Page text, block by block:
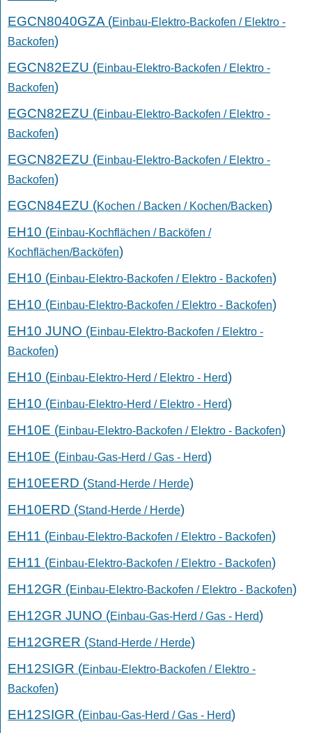
EGCN8040GZA (Einbau-Elektro-Backofen / Elektro -
Backofen)
EGCN82EZU (Einbau-Elektro-Backofen / Elektro -
Backofen)
EGCN82EZU (Einbau-Elektro-Backofen / Elektro -
Backofen)
EGCN82EZU (Einbau-Elektro-Backofen / Elektro -
Backofen)
EGCN84EZU (Kochen / Backen / Kochen/Backen)
EH10 (Einbau-Kochflächen / Backöfen /
Kochflächen/Backöfen)
EH10 (Einbau-Elektro-Backofen / Elektro - Backofen)
EH10 (Einbau-Elektro-Backofen / Elektro - Backofen)
EH10 JUNO (Einbau-Elektro-Backofen / Elektro -
Backofen)
EH10 (Einbau-Elektro-Herd / Elektro - Herd)
EH10 (Einbau-Elektro-Herd / Elektro - Herd)
EH10E (Einbau-Elektro-Backofen / Elektro - Backofen)
EH10E (Einbau-Gas-Herd / Gas - Herd)
EH10EERD (Stand-Herde / Herde)
EH10ERD (Stand-Herde / Herde)
EH11 (Einbau-Elektro-Backofen / Elektro - Backofen)
EH11 (Einbau-Elektro-Backofen / Elektro - Backofen)
EH12GR (Einbau-Elektro-Backofen / Elektro - Backofen)
EH12GR JUNO (Einbau-Gas-Herd / Gas - Herd)
EH12GRER (Stand-Herde / Herde)
EH12SIGR (Einbau-Elektro-Backofen / Elektro -
Backofen)
EH12SIGR (Einbau-Gas-Herd / Gas - Herd)